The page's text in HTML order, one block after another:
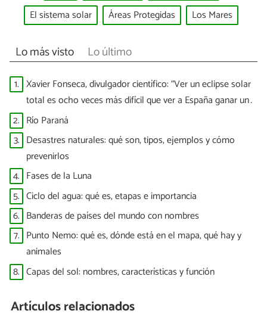
El sistema solar
Áreas Protegidas Los Mares
Lo más visto Lo último
1. Xavier Fonseca, divulgador científico: “Ver un eclipse solar
total es ocho veces más difícil que ver a España ganar un
Mundial”
2. Río Paraná
3. Desastres naturales: qué son, tipos, ejemplos y cómo
prevenirlos
4. Fases de la Luna
5. Ciclo del agua: qué es, etapas e importancia
6. Banderas de países del mundo con nombres
7. Punto Nemo: qué es, dónde está en el mapa, qué hay y
animales
8. Capas del sol: nombres, características y función
Artículos relacionados